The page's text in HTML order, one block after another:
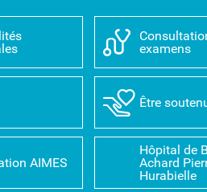
examens
Être
AIMES
Hôpital de
Achard
Hurabielle